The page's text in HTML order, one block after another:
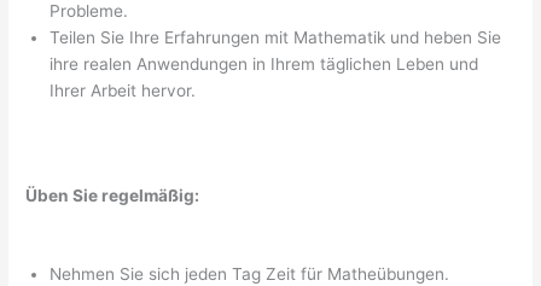
Probleme.
Teilen Sie Ihre Erfahrungen mit Mathematik und heben Sie
ihre realen Anwendungen in Ihrem täglichen Leben und
Ihrer Arbeit hervor.
Üben Sie regelmäßig:
Nehmen Sie sich jeden Tag Zeit für Matheübungen.